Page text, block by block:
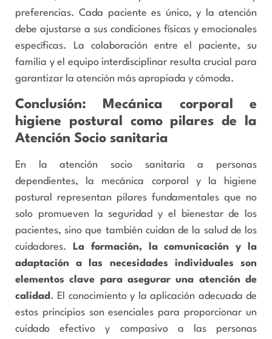
preferencias. Cada paciente es único, y la atención
debe ajustarse a sus condiciones físicas y emocionales
específicas. La colaboración entre el paciente, su
familia y el equipo interdisciplinar resulta crucial para
garantizar la atención más apropiada y cómoda.
Conclusión:
Mecánica corporal e
higiene postural como pilares de la
Atención Socio sanitaria
En la atención socio sanitaria a personas
dependientes, la mecánica corporal y la higiene
postural representan pilares fundamentales que no
solo promueven la seguridad y el bienestar de los
pacientes, sino que también cuidan de la salud de los
cuidadores.
La formación, la comunicación y la
adaptación a las necesidades individuales son
elementos clave para asegurar una atención de
calidad . El conocimiento y la aplicación adecuada de
estos principios son esenciales para proporcionar un
cuidado efectivo y compasivo a las personas